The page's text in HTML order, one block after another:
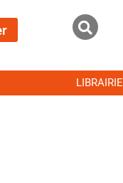
LIBRAIRIE